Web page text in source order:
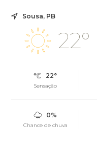
Sousa, PB
22°
22°
Sensação
0%
Chance de chuva